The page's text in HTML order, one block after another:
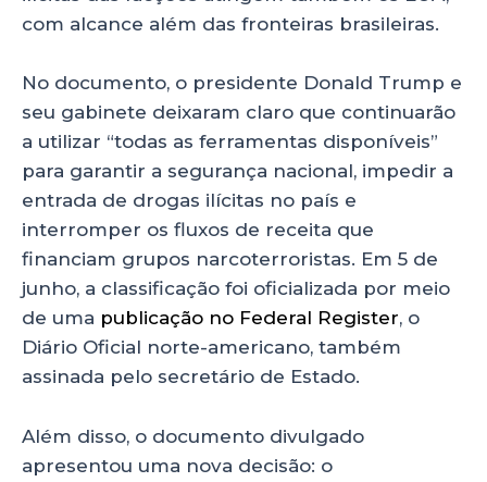
com alcance além das fronteiras brasileiras.
No documento, o presidente Donald Trump e
seu gabinete deixaram claro que continuarão
a utilizar “todas as ferramentas disponíveis”
para garantir a segurança nacional, impedir a
entrada de drogas ilícitas no país e
interromper os fluxos de receita que
financiam grupos narcoterroristas. Em 5 de
junho, a classificação foi oficializada por meio
de uma publicação no Federal Register, o
Diário Oficial norte-americano, também
assinada pelo secretário de Estado.
Além disso, o documento divulgado
apresentou uma nova decisão: o